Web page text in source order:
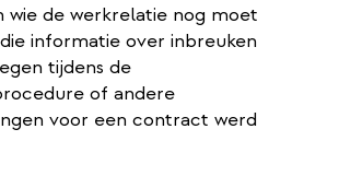
wie de werkrelatie nog moet
informatie over inbreuken
tijdens de
of andere
voor een contract werd